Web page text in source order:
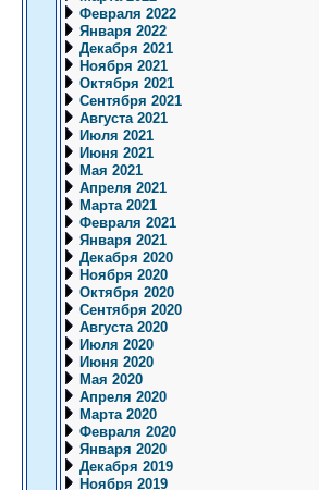
Февраля 2022
Января 2022
Декабря 2021
Ноября 2021
Октября 2021
Сентября 2021
Августа 2021
Июля 2021
Июня 2021
Мая 2021
Апреля 2021
Марта 2021
Февраля 2021
Января 2021
Декабря 2020
Ноября 2020
Октября 2020
Сентября 2020
Августа 2020
Июля 2020
Июня 2020
Мая 2020
Апреля 2020
Марта 2020
Февраля 2020
Января 2020
Декабря 2019
Ноября 2019